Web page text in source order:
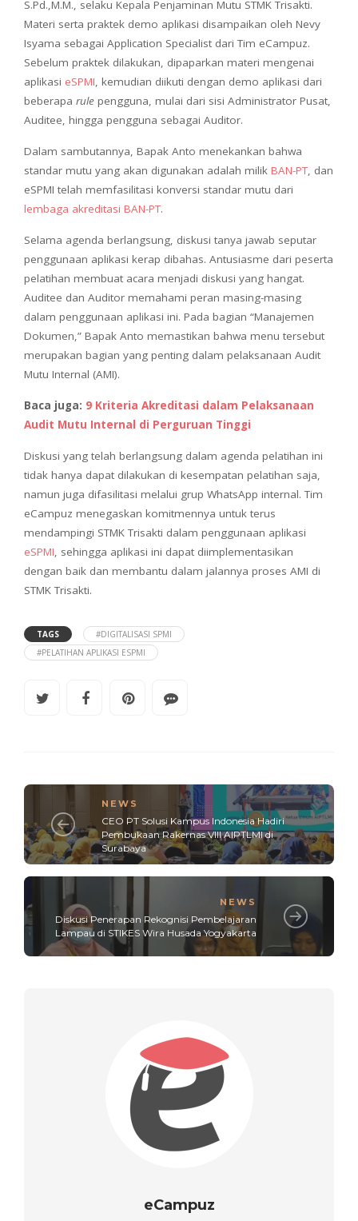
S.Pd.,M.M., selaku Kepala Penjaminan Mutu STMK Trisakti.
Materi serta praktek demo aplikasi disampaikan oleh Nevy
Isyama sebagai Application Specialist dari Tim eCampuz.
Sebelum praktek dilakukan, dipaparkan materi mengenai
aplikasi eSPMI, kemudian diikuti dengan demo aplikasi dari
beberapa rule pengguna, mulai dari sisi Administrator Pusat,
Auditee, hingga pengguna sebagai Auditor.
Dalam sambutannya, Bapak Anto menekankan bahwa
standar mutu yang akan digunakan adalah milik BAN-PT, dan
eSPMI telah memfasilitasi konversi standar mutu dari
lembaga akreditasi BAN-PT.
Selama agenda berlangsung, diskusi tanya jawab seputar
penggunaan aplikasi kerap dibahas. Antusiasme dari peserta
pelatihan membuat acara menjadi diskusi yang hangat.
Auditee dan Auditor memahami peran masing-masing
dalam penggunaan aplikasi ini. Pada bagian “Manajemen
Dokumen,” Bapak Anto memastikan bahwa menu tersebut
merupakan bagian yang penting dalam pelaksanaan Audit
Mutu Internal (AMI).
Baca juga: 9 Kriteria Akreditasi dalam Pelaksanaan
Audit Mutu Internal di Perguruan Tinggi
Diskusi yang telah berlangsung dalam agenda pelatihan ini
tidak hanya dapat dilakukan di kesempatan pelatihan saja,
namun juga difasilitasi melalui grup WhatsApp internal. Tim
eCampuz menegaskan komitmennya untuk terus
mendampingi STMK Trisakti dalam penggunaan aplikasi
eSPMI, sehingga aplikasi ini dapat diimplementasikan
dengan baik dan membantu dalam jalannya proses AMI di
STMK Trisakti.
TAGS
#DIGITALISASI SPMI
#PELATIHAN APLIKASI ESPMI
NEWS
CEO PT Solusi Kampus Indonesia Hadiri
Pembukaan Rakernas VIII AIPTLMI di
Surabaya
NEWS
Diskusi Penerapan Rekognisi Pembelajaran
Lampau di STIKES Wira Husada Yogyakarta
eCampuz